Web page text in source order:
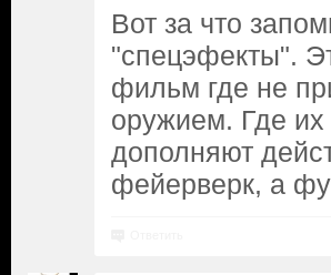
Вот за что
"спецэфекты".
фильм где не
оружием. Где их
дополняют
фейерверк, а